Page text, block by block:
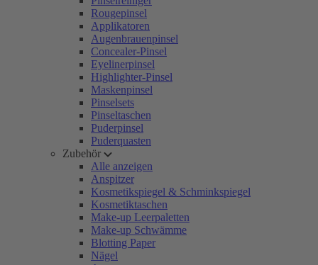
Rougepinsel
Applikatoren
Augenbrauenpinsel
Concealer-Pinsel
Eyelinerpinsel
Highlighter-Pinsel
Maskenpinsel
Pinselsets
Pinseltaschen
Puderpinsel
Puderquasten
Zubehör
Alle anzeigen
Anspitzer
Kosmetikspiegel & Schminkspiegel
Kosmetiktaschen
Make-up Leerpaletten
Make-up Schwämme
Blotting Paper
Nägel